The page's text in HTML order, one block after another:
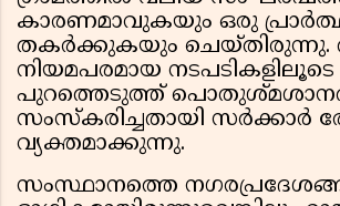
കാരണമാവുകയും ഒരു
തകർക്കുകയും ചെയ്തിരുന്നു.
നിയമപരമായ
പുറത്തെടുത്ത്
സംസ്കരിച്ചതായി സർക്കാർ
വ്യക്തമാക്കുന്നു.
സംസ്ഥാനത്തെ